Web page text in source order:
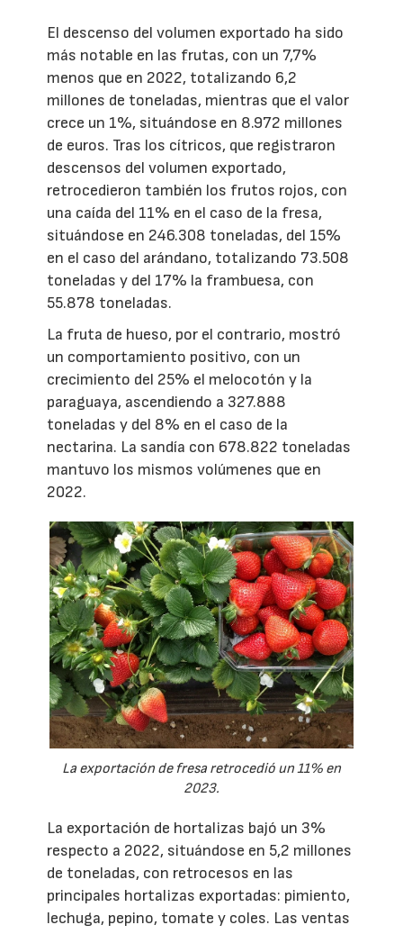
El descenso del volumen exportado ha sido
más notable en las frutas, con un 7,7%
menos que en 2022, totalizando 6,2
millones de toneladas, mientras que el valor
crece un 1%, situándose en 8.972 millones
de euros. Tras los cítricos, que registraron
descensos del volumen exportado,
retrocedieron también los frutos rojos, con
una caída del 11% en el caso de la fresa,
situándose en 246.308 toneladas, del 15%
en el caso del arándano, totalizando 73.508
toneladas y del 17% la frambuesa, con
55.878 toneladas.
La fruta de hueso, por el contrario, mostró
un comportamiento positivo, con un
crecimiento del 25% el melocotón y la
paraguaya, ascendiendo a 327.888
toneladas y del 8% en el caso de la
nectarina. La sandía con 678.822 toneladas
mantuvo los mismos volúmenes que en
2022.
La exportación de fresa retrocedió un 11% en
2023.
La exportación de hortalizas bajó un 3%
respecto a 2022, situándose en 5,2 millones
de toneladas, con retrocesos en las
principales hortalizas exportadas: pimiento,
lechuga, pepino, tomate y coles. Las ventas